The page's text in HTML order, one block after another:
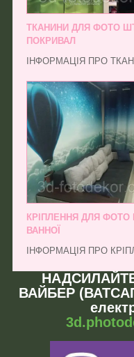
ТКАНИНИ ДЛЯ ФОТО
ПОКРИВАЛ
ІНФОРМАЦІЯ ПРО
КРІПЛЕННЯ ДЛЯ
ВАННОЇ
ІНФОРМАЦІЯ ПРО
ВАЙБЕР